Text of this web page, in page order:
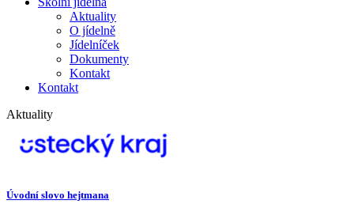
Aktuality
O jídelně
Jídelníček
Dokumenty
Kontakt
Kontakt
Aktuality
Úvodní slovo hejtmana